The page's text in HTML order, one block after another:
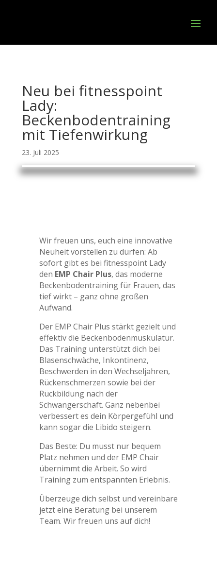
Neu bei fitnesspoint
Lady:
Beckenbodentraining
mit Tiefenwirkung
23. Juli 2025
Wir freuen uns, euch eine innovative
Neuheit vorstellen zu dürfen: Ab
sofort gibt es bei fitnesspoint Lady
den EMP Chair Plus, das moderne
Beckenbodentraining für Frauen, das
tief wirkt – ganz ohne großen
Aufwand.
Der EMP Chair Plus stärkt gezielt und
effektiv die Beckenbodenmuskulatur.
Das Training unterstützt dich bei
Blasenschwäche, Inkontinenz,
Beschwerden in den Wechseljahren,
Rückenschmerzen sowie bei der
Rückbildung nach der
Schwangerschaft. Ganz nebenbei
verbessert es dein Körpergefühl und
kann sogar die Libido steigern.
Das Beste: Du musst nur bequem
Platz nehmen und der EMP Chair
übernimmt die Arbeit. So wird
Training zum entspannten Erlebnis.
Überzeuge dich selbst und vereinbare
jetzt eine Beratung bei unserem
Team. Wir freuen uns auf dich!